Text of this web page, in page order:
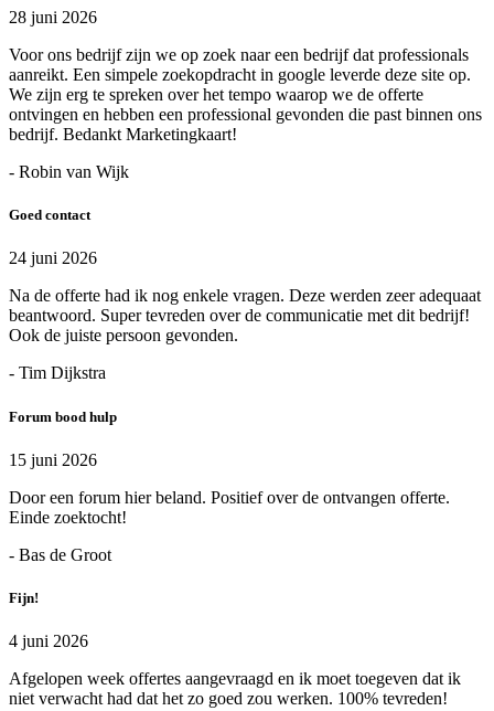
28 juni 2026
Voor ons bedrijf zijn we op zoek naar een bedrijf dat professionals
aanreikt. Een simpele zoekopdracht in google leverde deze site op.
We zijn erg te spreken over het tempo waarop we de offerte
ontvingen en hebben een professional gevonden die past binnen ons
bedrijf. Bedankt Marketingkaart!
- Robin van Wijk
Goed contact
24 juni 2026
Na de offerte had ik nog enkele vragen. Deze werden zeer adequaat
beantwoord. Super tevreden over de communicatie met dit bedrijf!
Ook de juiste persoon gevonden.
- Tim Dijkstra
Forum bood hulp
15 juni 2026
Door een forum hier beland. Positief over de ontvangen offerte.
Einde zoektocht!
- Bas de Groot
Fijn!
4 juni 2026
Afgelopen week offertes aangevraagd en ik moet toegeven dat ik
niet verwacht had dat het zo goed zou werken. 100% tevreden!